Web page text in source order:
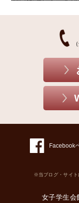
Facebook
※当ブログ・サイト
女子学生